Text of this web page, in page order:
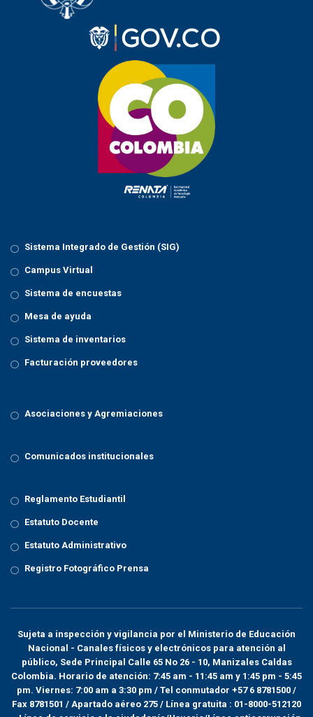
Sistema Integrado de Gestión (SIG)
Campus Virtual
Sistema de encuestas
Mesa de ayuda
Sistema de inventarios
Facturación proveedores
Asociaciones y Agremiaciones
Comunicados institucionales
Reglamento Estudiantil
Estatuto Docente
Estatuto Administrativo
Registro Fotográfico Prensa
Sujeta a inspección y vigilancia por el Ministerio de Educación
Nacional - Canales físicos y electrónicos para atención al
público, Sede Principal Calle 65 No 26 - 10, Manizales Caldas
Colombia. Horario de atención: 7:45 am - 11:45 am y 1:45 pm - 5:45
pm. Viernes: 7:00 am a 3:30 pm / Tel conmutador +57 6 8781500 /
Fax 8781501 / Apartado aéreo 275 / Línea gratuita : 01-8000-512120